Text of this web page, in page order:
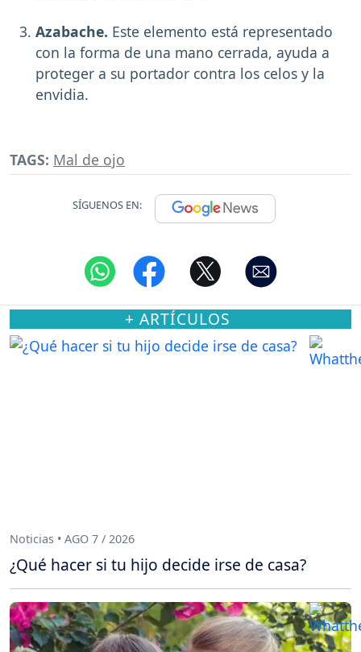
Azabache. Este elemento está representado
con la forma de una mano cerrada, ayuda a
proteger a su portador contra los celos y la
envidia.
TAGS: Mal de ojo
SÍGUENOS EN:
+ ARTÍCULOS
Noticias • AGO 7 / 2026
¿Qué hacer si tu hijo decide irse de casa?